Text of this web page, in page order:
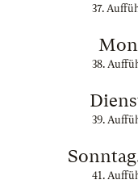
37.
38.
39.
41.